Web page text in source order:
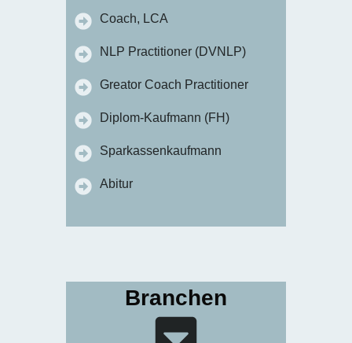
Coach, LCA
NLP Practitioner (DVNLP)
Greator Coach Practitioner
Diplom-Kaufmann (FH)
Sparkassenkaufmann
Abitur
Branchen